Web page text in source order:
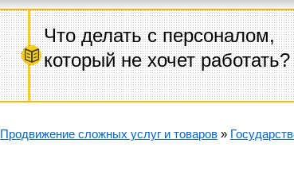
Что делать с персоналом,
который не хочет работать?
Продвижение сложных услуг и товаров »